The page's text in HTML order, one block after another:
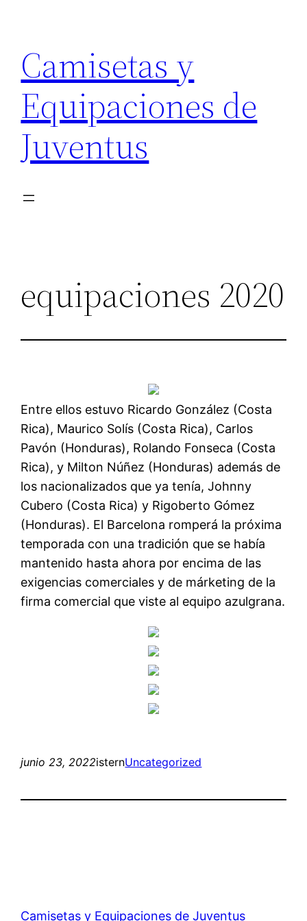
contenido
Camisetas y
Equipaciones de
Juventus
equipaciones 2020
Entre ellos estuvo Ricardo González (Costa
Rica), Maurico Solís (Costa Rica), Carlos
Pavón (Honduras), Rolando Fonseca (Costa
Rica), y Milton Núñez (Honduras) además de
los nacionalizados que ya tenía, Johnny
Cubero (Costa Rica) y Rigoberto Gómez
(Honduras). El Barcelona romperá la próxima
temporada con una tradición que se había
mantenido hasta ahora por encima de las
exigencias comerciales y de márketing de la
firma comercial que viste al equipo azulgrana.
junio 23, 2022isternUncategorized
Camisetas y Equipaciones de Juventus